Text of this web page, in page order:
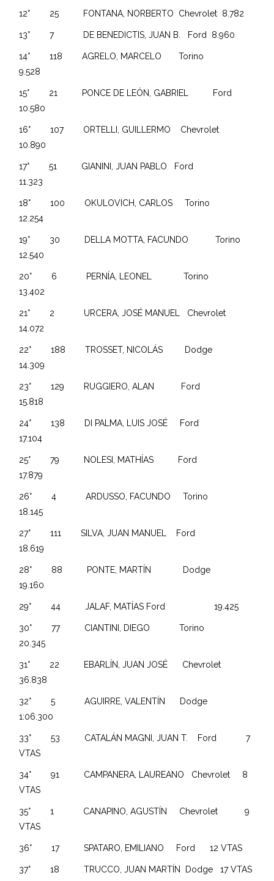
12° 25 FONTANA, NORBERTO Chevrolet 8.782
13° 7 DE BENEDICTIS, JUAN B. Ford 8.960
14° 118 AGRELO, MARCELO Torino
9.528
15° 21 PONCE DE LEÓN, GABRIEL Ford
10.580
16° 107 ORTELLI, GUILLERMO Chevrolet
10.890
17° 51 GIANINI, JUAN PABLO Ford
11.323
18° 100 OKULOVICH, CARLOS Torino
12.254
19° 30 DELLA MOTTA, FACUNDO Torino
12.540
20° 6 PERNÍA, LEONEL Torino
13.402
21° 2 URCERA, JOSÉ MANUEL Chevrolet
14.072
22° 188 TROSSET, NICOLÁS Dodge
14.309
23° 129 RUGGIERO, ALAN Ford
15.818
24° 138 DI PALMA, LUIS JOSÉ Ford
17.104
25° 79 NOLESI, MATHÍAS Ford
17.879
26° 4 ARDUSSO, FACUNDO Torino
18.145
27° 111 SILVA, JUAN MANUEL Ford
18.619
28° 88 PONTE, MARTÍN Dodge
19.160
29° 44 JALAF, MATÍAS Ford 19.425
30° 77 CIANTINI, DIEGO Torino
20.345
31° 22 EBARLÍN, JUAN JOSÉ Chevrolet
36.838
32° 5 AGUIRRE, VALENTÍN Dodge
1:06.300
33° 53 CATALÁN MAGNI, JUAN T. Ford 7
VTAS
34° 91 CAMPANERA, LAUREANO Chevrolet 8
VTAS
35° 1 CANAPINO, AGUSTÍN Chevrolet 9
VTAS
36° 17 SPATARO, EMILIANO Ford 12 VTAS
37° 18 TRUCCO, JUAN MARTÍN Dodge 17 VTAS